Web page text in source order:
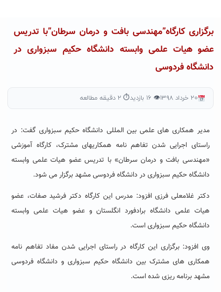
برگزاری کارگاه”مهندسی بافت و درمان سرطان”با تدریس
عضو هیات علمی وابسته دانشگاه حکیم سبزواری در
دانشگاه فردوسی
۲۰ خرداد ۱۳۹۸ 👁 ۱۶ بازدید ⏱ ۲ دقیقه مطالعه
مدیر همکاری های علمی بین المللی دانشگاه حکیم سبزواری گفت: در
راستای اجرایی شدن تفاهم نامه همکاریهای مشترک، کارگاه آموزشی
«مهندسی بافت و درمان سرطان» با تدریس عضو هیات علمی وابسته
دانشگاه حکیم سبزواری در دانشگاه فردوسی مشهد برگزار می شود.
دکتر غلامعلی فرزی افزود: مدرس این کارگاه دکتر فرشید صفات، عضو
هیات علمی دانشگاه برادفورد انگلستان و عضو هیات علمی وابسته
دانشگاه حکیم سبزواری است.
وی افزود: برگزاری این کارگاه در راستای اجرایی شدن مفاد تفاهم نامه
همکاری های مشترک بین دانشگاه حکیم سبزواری و دانشگاه فردوسی
مشهد برنامه ریزی شده است.